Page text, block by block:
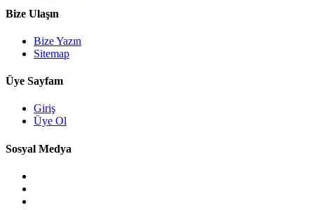
Bize Ulaşın
Bize Yazın
Sitemap
Üye Sayfam
Giriş
Üye Ol
Sosyal Medya